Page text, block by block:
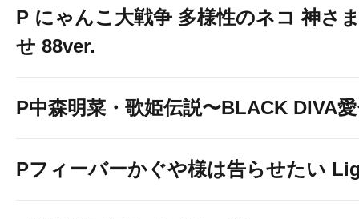
P にゃんこ大戦争 多様性のネコ 神さ
せ 88ver.
P中森明菜・歌姫伝説〜BLACK DIVA
Pフィーバーかぐや様は告らせたい